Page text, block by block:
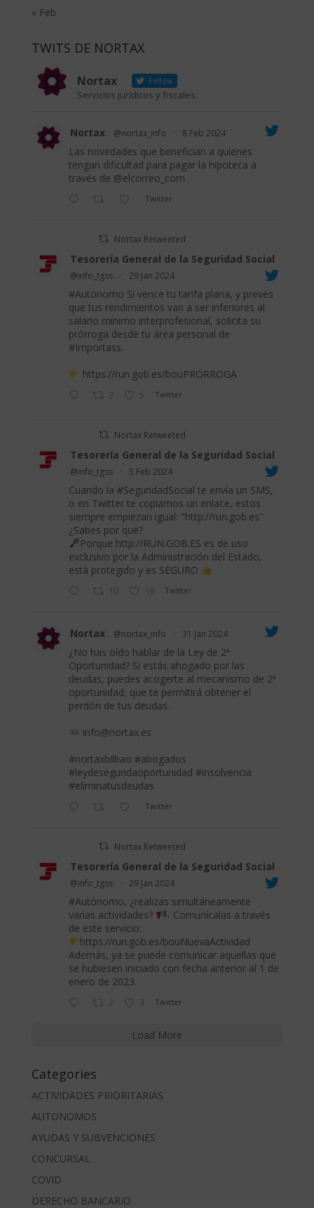
« Feb
TWITS DE NORTAX
Nortax Follow
Servicios jurídicos y fiscales.
Nortax @nortax_info · 8 Feb 2024
Las novedades que benefician a quienes
tengan dificultad para pagar la hipoteca a
través de @elcorreo_com
Twitter
Nortax Retweeted
Tesorería General de la Seguridad Social
@info_tgss · 29 Jan 2024
#Autónomo Si vence tu tarifa plana, y prevés
que tus rendimientos van a ser inferiores al
salario mínimo interprofesional, solicita su
prórroga desde tu área personal de
#Importass.
https://run.gob.es/bouPRORROGA
3 5 Twitter
Nortax Retweeted
Tesorería General de la Seguridad Social
@info_tgss · 5 Feb 2024
Cuando la #SeguridadSocial te envía un SMS,
o en Twitter te copiamos un enlace, estos
siempre empiezan igual: "http://run.gob.es"
¿Sabes por qué?
Porque http://RUN.GOB.ES es de uso
exclusivo por la Administración del Estado,
está protegido y es SEGURO
10 19 Twitter
Nortax @nortax_info · 31 Jan 2024
¿No has oído hablar de la Ley de 2ª
Oportunidad? Si estás ahogado por las
deudas, puedes acogerte al mecanismo de 2ª
oportunidad, que te permitirá obtener el
perdón de tus deudas.
info@nortax.es
#nortaxbilbao #abogados
#leydesegundaoportunidad #insolvencia
#eliminatusdeudas
Twitter
Nortax Retweeted
Tesorería General de la Seguridad Social
@info_tgss · 29 Jan 2024
#Autónomo, ¿realizas simultáneamente
varias actividades?
- Comunícalas a través
de este servicio:
https://run.gob.es/bouNuevaActividad
Además, ya se puede comunicar aquellas que
se hubiesen iniciado con fecha anterior al 1 de
enero de 2023.
2 3 Twitter
Load More
Categories
ACTIVIDADES PRIORITARIAS
AUTONOMOS
AYUDAS Y SUBVENCIONES
CONCURSAL
COVID
DERECHO BANCARIO